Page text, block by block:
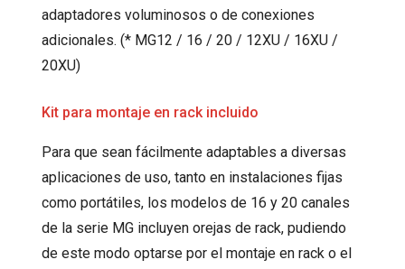
adaptadores voluminosos o de conexiones
adicionales. (* MG12 / 16 / 20 / 12XU / 16XU /
20XU)
Kit para montaje en rack incluido
Para que sean fácilmente adaptables a diversas
aplicaciones de uso, tanto en instalaciones fijas
como portátiles, los modelos de 16 y 20 canales
de la serie MG incluyen orejas de rack, pudiendo
de este modo optarse por el montaje en rack o el